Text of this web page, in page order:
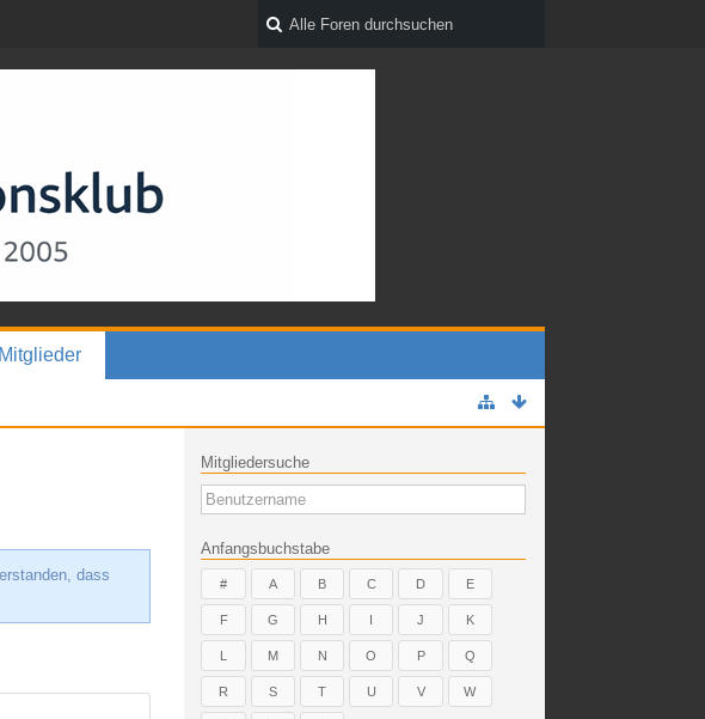
Mitglieder
dass
Mitgliedersuche
Anfangsbuchstabe
# A B C D E
F G H I J K
L M N O P Q
R S T U V W